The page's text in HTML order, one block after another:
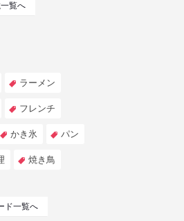
覧へ
ラーメン
フレンチ
かき氷 パン
焼き鳥
ド一覧へ